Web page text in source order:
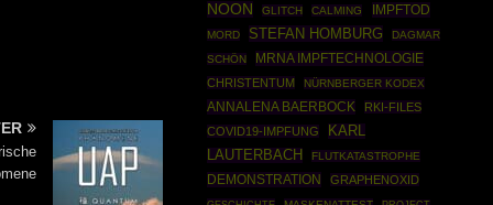
NOON
GLITCH CALMING IMPFTOD
MORD STEFAN HOMBURG
DAGMAR
SCHÖN
MRNA IMPFTECHNOLOGIE
CHRISTENTUM NÜRNBERGER KODEX
ANNALENA BAERBOCK
RKI-FILES
COVID19-IMPFUNG
KARL
LAUTERBACH
FLUTKATASTROPHE
DEMONSTRATION GRAPHENOXID